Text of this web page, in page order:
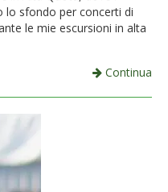
lo sfondo per concerti di
le mie escursioni in alta
Continua